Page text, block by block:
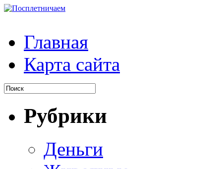
Главная
Карта сайта
Рубрики
Деньги